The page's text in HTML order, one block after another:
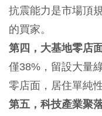
抗震能力是市場頂
的買家。
第四，大基地零店
僅38%，留設大量
零店面，居住單純性
第五，科技產業聚